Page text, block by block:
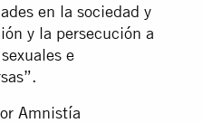
en la sociedad y
y la persecución a
e
Amnistía